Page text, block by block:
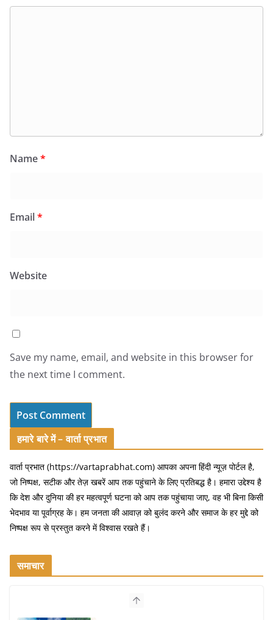
Name*
Email*
Website
Save my name, email, and website in this browser for
the next time I comment.
हमारे बारे में – वार्ता प्रभात
वार्ता प्रभात (https://vartaprabhat.com) आपका अपना हिंदी न्यूज़ पोर्टल है,
जो निष्पक्ष, सटीक और तेज़ खबरें आप तक पहुंचाने के लिए प्रतिबद्ध है। हमारा उद्देश्य है
कि देश और दुनिया की हर महत्वपूर्ण घटना को आप तक पहुंचाया जाए, वह भी बिना किसी
भेदभाव या पूर्वाग्रह के। हम जनता की आवाज़ को बुलंद करने और समाज के हर मुद्दे को
निष्पक्ष रूप से प्रस्तुत करने में विश्वास रखते हैं।
समाचार